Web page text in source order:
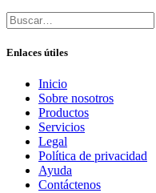
Enlaces útiles
Inicio
Sobre nosotros
Productos
Servicios
Legal
Política de privacidad
Ayuda
Contáctenos